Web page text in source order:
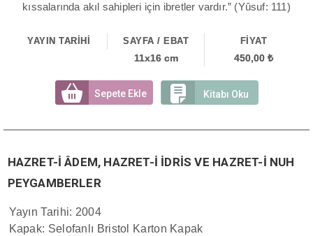
kıssalarında akıl sahipleri için ibretler vardır.” (Yûsuf: 111)
YAYIN TARİHİ SAYFA / EBAT
11x16 cm
FİYAT
450,00 ₺
Sepete Ekle Kitabı Oku
HAZRET-İ ÂDEM, HAZRET-İ İDRİS VE HAZRET-İ NUH
PEYGAMBERLER
Yayın Tarihi: 2004
Kapak: Selofanlı Bristol Karton Kapak